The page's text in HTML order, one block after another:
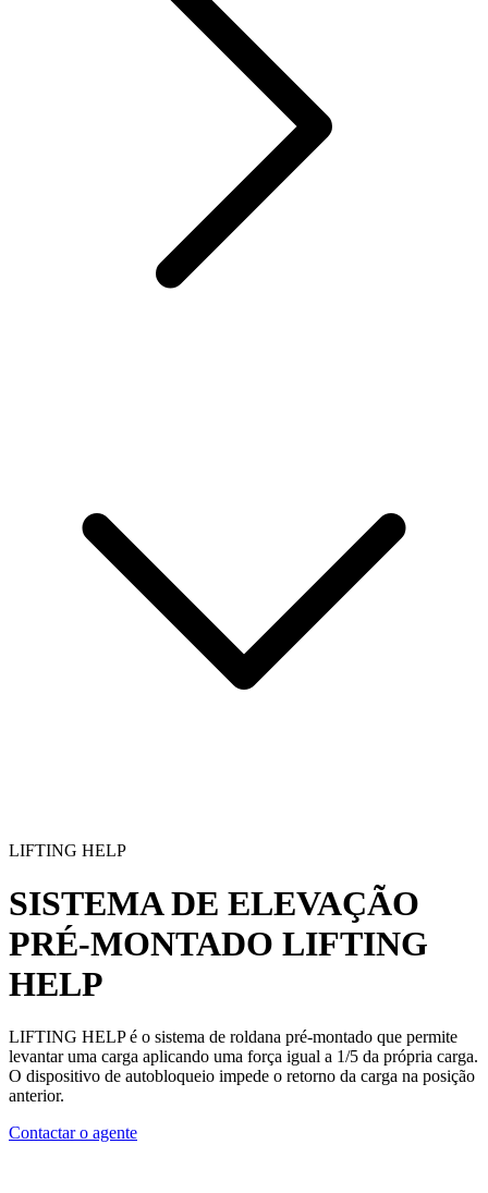
LIFTING HELP
SISTEMA DE ELEVAÇÃO
PRÉ-MONTADO LIFTING
HELP
LIFTING HELP é o sistema de roldana pré-montado que permite
levantar uma carga aplicando uma força igual a 1/5 da própria carga.
O dispositivo de autobloqueio impede o retorno da carga na posição
anterior.
Contactar o agente